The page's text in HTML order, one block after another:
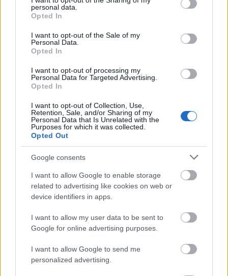
grant or deny consent to Google and its third-party tags to
use your data for below specified purposes in below Google
consent section.
personal data.
Opted In
I want to opt-out of the Sale of my
Personal Data.
Opted In
I want to opt-out of processing my
Personal Data for Targeted Advertising.
Opted In
I want to opt-out of Collection, Use,
Retention, Sale, and/or Sharing of my
Personal Data that Is Unrelated with the
Purposes for which it was collected.
Opted Out
Google consents
I want to allow Google to enable storage
related to advertising like cookies on web or
device identifiers in apps.
I want to allow my user data to be sent to
Google for online advertising purposes.
I want to allow Google to send me
personalized advertising.
miércoles. ¿Quiénes serán sus
Luis Hernández (Cádiz, defensa, 590.000)
A la segunda fue la vencida, en su segundo partido como
equipo logró una portería a 0 después de dos derrotas
contra Mallorca y Valencia, en Liga y Copa
respectivamente. Su titularidad se debió a la lesión de Fali y
el rendimiento de Haroyan. Puede haberse ganado el
puesto.
Oussama Idrissi (Cádiz, delantero, 1.760.000)
El extremo marroquí le ocurrió como a su compañero de
equipo, en su segundo partido como jugador amarillo fue
titular. No obstante, le fue peor que a Luis, ya que quitando
provocó que a la hora de partido abandonará el campo.
Logró dos puntos y dejando muchas dudas. No